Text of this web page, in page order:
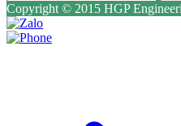
Copyright © 2015 HGP